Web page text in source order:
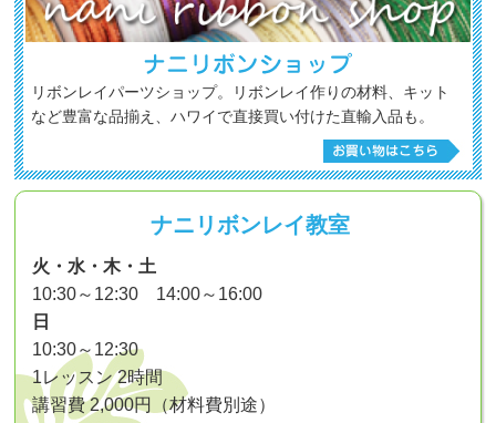
リボンレイパーツショップ。リボンレイ作りの材料、キット
など豊富な品揃え、ハワイで直接買い付けた直輸入品も。
ナニリボンレイ教室
火・水・木・土
10:30～12:30 14:00～16:00
日
10:30～12:30
1レッスン 2時間
講習費 2,000円（材料費別途）